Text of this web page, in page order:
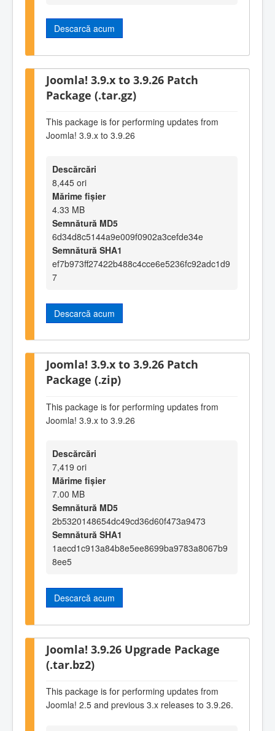
Descarcă acum
Joomla! 3.9.x to 3.9.26 Patch
Package (.tar.gz)
This package is for performing updates from
Joomla! 3.9.x to 3.9.26
Descărcări
8,445 ori
Mărime fișier
4.33 MB
Semnătură MD5
6d34d8c5144a9e009f0902a3cefde34e
Semnătură SHA1
ef7b973ff27422b488c4cce6e5236fc92adc1d9
7
Descarcă acum
Joomla! 3.9.x to 3.9.26 Patch
Package (.zip)
This package is for performing updates from
Joomla! 3.9.x to 3.9.26
Descărcări
7,419 ori
Mărime fișier
7.00 MB
Semnătură MD5
2b5320148654dc49cd36d60f473a9473
Semnătură SHA1
1aecd1c913a84b8e5ee8699ba9783a8067b9
8ee5
Descarcă acum
Joomla! 3.9.26 Upgrade Package
(.tar.bz2)
This package is for performing updates from
Joomla! 2.5 and previous 3.x releases to 3.9.26.